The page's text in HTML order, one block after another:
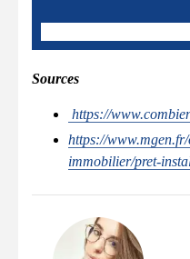
Sources
https://
https://
immobilier/pret-